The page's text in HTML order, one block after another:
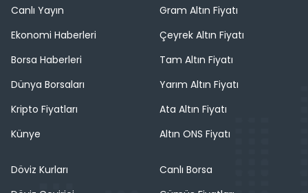
Canlı Yayın
Ekonomi Haberleri
Borsa Haberleri
Dünya Borsaları
Kripto Fiyatları
Künye
Gram Altın Fiyatı
Çeyrek Altın Fiyatı
Tam Altın Fiyatı
Yarım Altın Fiyatı
Ata Altın Fiyatı
Altın ONS Fiyatı
Döviz Kurları
Canlı Borsa